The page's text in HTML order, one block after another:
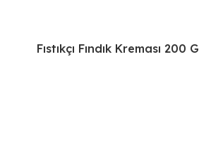
Fıstıkçı Fındık Kreması 200 G